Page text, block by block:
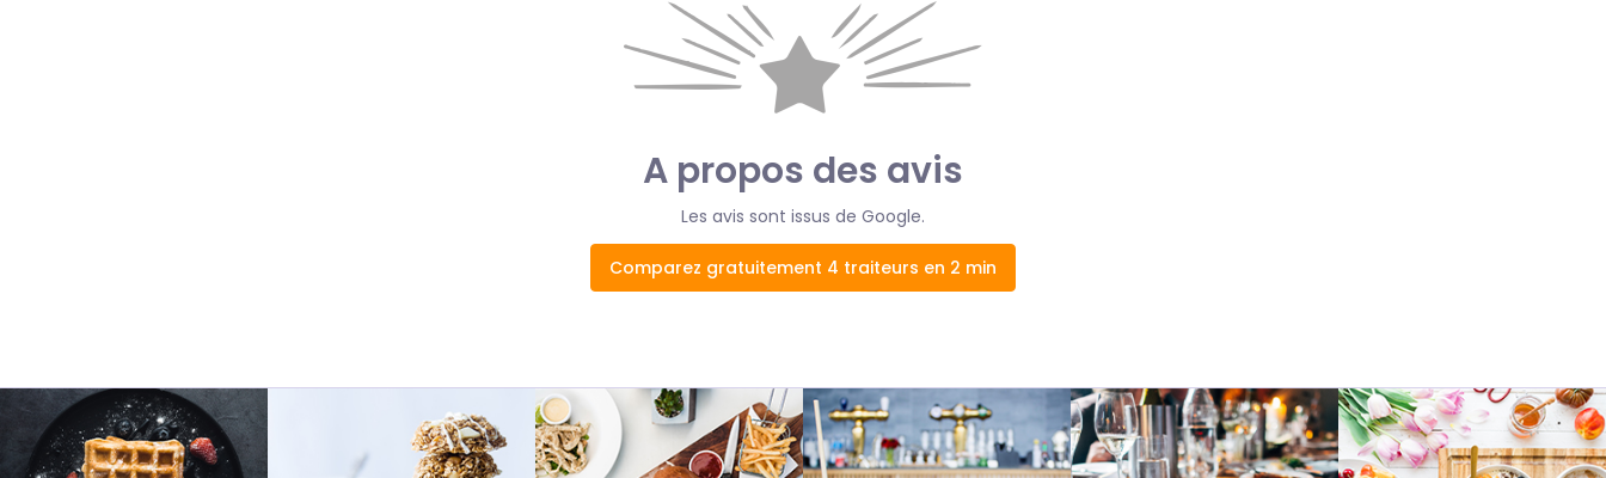
A propos des avis
Les avis sont issus de Google.
Comparez gratuitement 4 traiteurs en 2 min